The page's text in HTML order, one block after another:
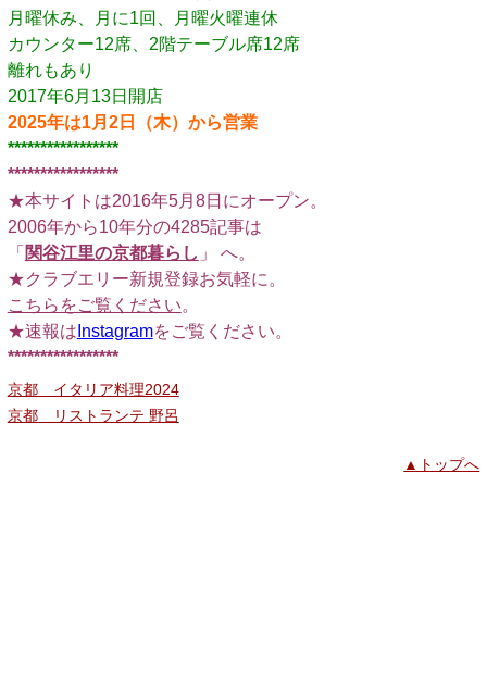
月曜休み、月に1回、月曜火曜連休
カウンター12席、2階テーブル席12席
離れもあり
2017年6月13日開店
2025年は1月2日（木）から営業
*****************
*****************
★本サイトは2016年5月8日にオープン。
2006年から10年分の4285記事は
「 関谷江里の京都暮らし 」 へ。
★クラブエリー新規登録お気軽に。
こちらをご覧ください。
★速報は Instagramをご覧ください。
*****************
京都 イタリア料理2024
京都 リストランテ 野呂
▲トップへ